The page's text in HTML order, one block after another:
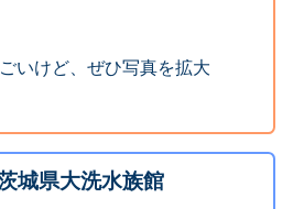
いけど、ぜひ写真を拡大
城県大洗水族館